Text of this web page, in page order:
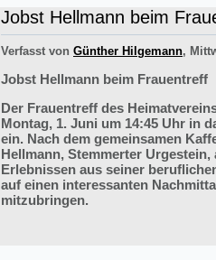
Jobst Hellmann beim
Verfasst von Günther Hilgemann,
Jobst Hellmann beim Frauentreff
Der Frauentreff des
Montag, 1. Juni um 14:45 Uhr in
ein. Nach dem gemeinsamen
Hellmann, Stemmerter
Erlebnissen aus seiner
auf einen interessanten
mitzubringen.